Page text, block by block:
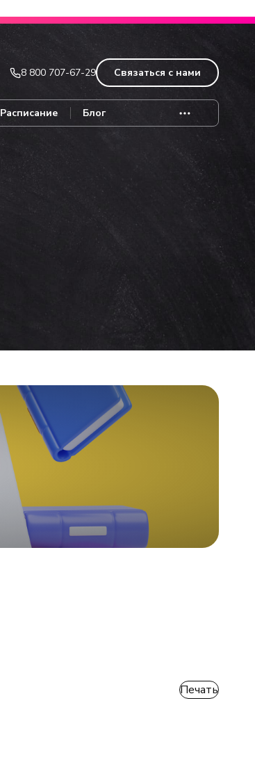
8 800 707-67-29 Связаться с нами
Расписание Блог
Печать